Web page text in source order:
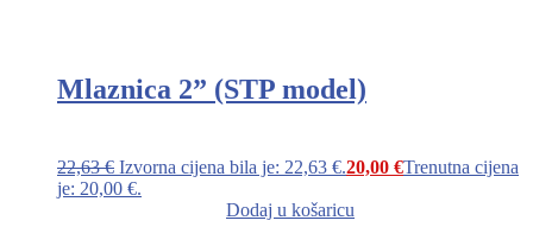
Mlaznica 2” (STP model)
22,63€ Izvorna cijena bila je: 22,63 €.20,00 €Trenutna cijena
je: 20,00 €.
Dodaj u košaricu